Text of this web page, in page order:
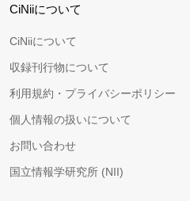
CiNiiについて
CiNiiについて
収録刊行物について
利用規約・プライバシーポリシー
個人情報の扱いについて
お問い合わせ
国立情報学研究所 (NII)